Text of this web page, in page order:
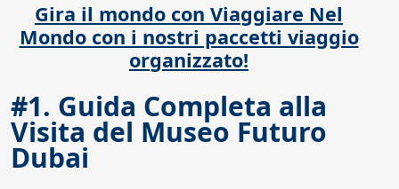
Gira il mondo con Viaggiare Nel
Mondo con i nostri paccetti viaggio
organizzato!
#1. Guida Completa alla
Visita del Museo Futuro
Dubai